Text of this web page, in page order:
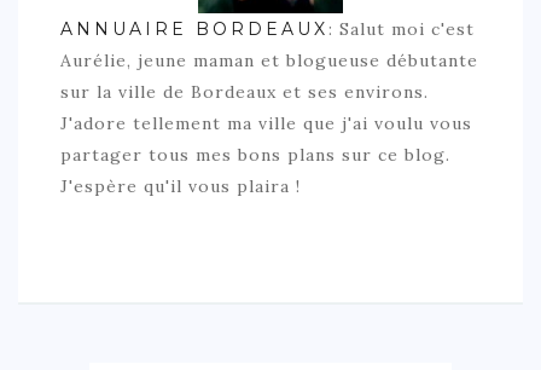
ANNUAIRE BORDEAUX : Salut moi c'est
Aurélie, jeune maman et blogueuse débutante
sur la ville de Bordeaux et ses environs.
J'adore tellement ma ville que j'ai voulu vous
partager tous mes bons plans sur ce blog.
J'espère qu'il vous plaira !